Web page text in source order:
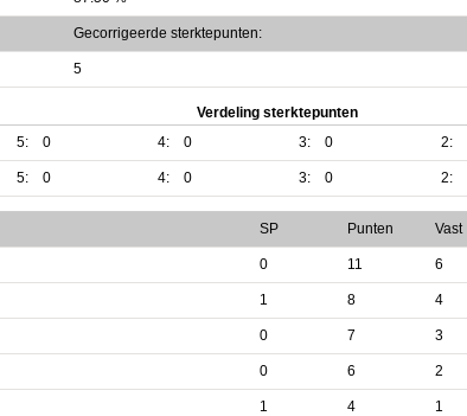
Gecorrigeerde sterktepunten:
5
Verdeling sterktepunten
5: 0 4: 0 3: 0 2:
5: 0 4: 0 3: 0 2:
SP Punten Vast
0 11 6
1 8 4
0 7 3
0 6 2
1 4 1